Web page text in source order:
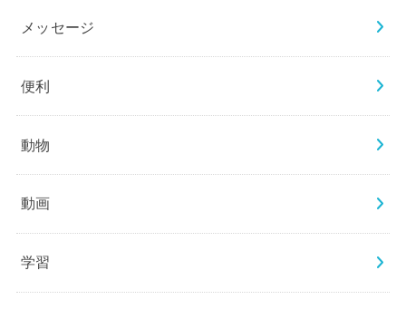
メッセージ
便利
動物
動画
学習